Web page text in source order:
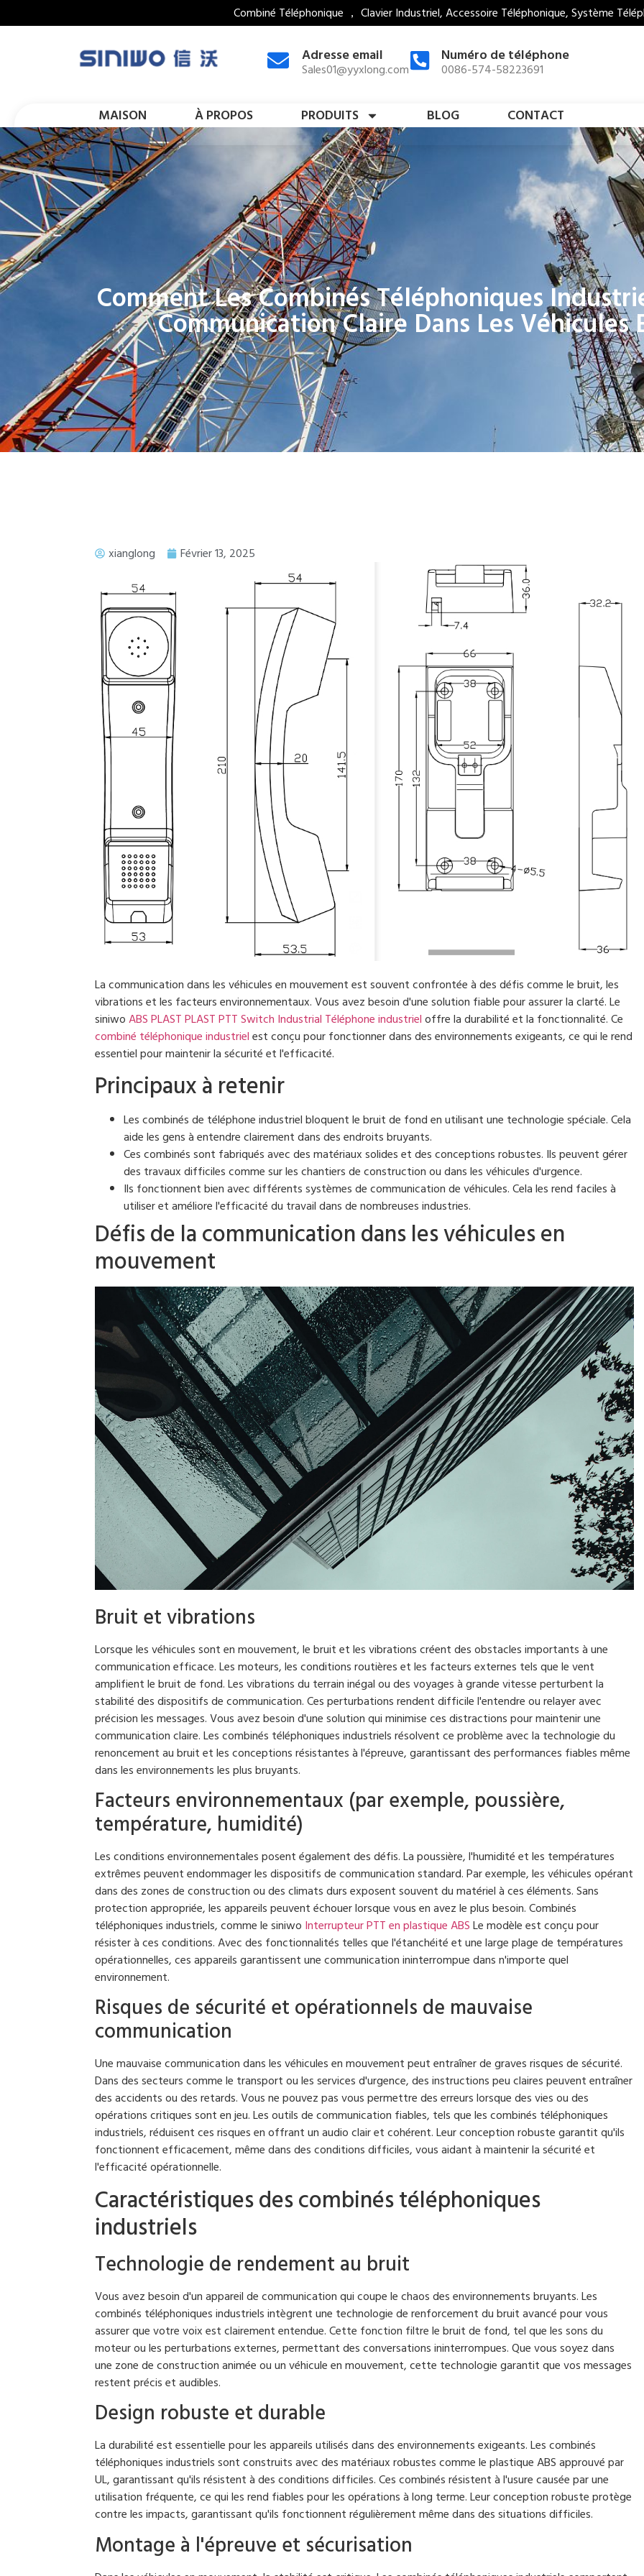
Combiné Téléphonique ， Clavier Industriel, Accessoire Téléphonique, Système
Adresse email
Sales01@yyxlong.com
Numéro de téléphone
0086-574-58223691
MAISON À PROPOS PRODUITS BLOG CONTACT
Comment Les Combinés Téléphoniques
Communication Claire Dans Les
xianglong Février 13, 2025
La communication dans les véhicules en mouvement est souvent confrontée à des défis comme le bruit, les
vibrations et les facteurs environnementaux. Vous avez besoin d'une solution fiable pour assurer la clarté. Le
siniwoABS PLAST PLAST PTT Switch Industrial Téléphone industrieloffre la durabilité et la fonctionnalité. Ce
combiné téléphonique industrielest conçu pour fonctionner dans des environnements exigeants, ce qui le rend
essentiel pour maintenir la sécurité et l'efficacité.
Principaux à retenir
Les combinés de téléphone industriel bloquent le bruit de fond en utilisant une technologie spéciale. Cela
aide les gens à entendre clairement dans des endroits bruyants.
Ces combinés sont fabriqués avec des matériaux solides et des conceptions robustes. Ils peuvent gérer
des travaux difficiles comme sur les chantiers de construction ou dans les véhicules d'urgence.
Ils fonctionnent bien avec différents systèmes de communication de véhicules. Cela les rend faciles à
utiliser et améliore l'efficacité du travail dans de nombreuses industries.
Défis de la communication dans les véhicules en
mouvement
Bruit et vibrations
Lorsque les véhicules sont en mouvement, le bruit et les vibrations créent des obstacles importants à une
communication efficace. Les moteurs, les conditions routières et les facteurs externes tels que le vent
amplifient le bruit de fond. Les vibrations du terrain inégal ou des voyages à grande vitesse perturbent la
stabilité des dispositifs de communication. Ces perturbations rendent difficile l'entendre ou relayer avec
précision les messages. Vous avez besoin d'une solution qui minimise ces distractions pour maintenir une
communication claire. Les combinés téléphoniques industriels résolvent ce problème avec la technologie du
renoncement au bruit et les conceptions résistantes à l'épreuve, garantissant des performances fiables même
dans les environnements les plus bruyants.
Facteurs environnementaux (par exemple, poussière,
température, humidité)
Les conditions environnementales posent également des défis. La poussière, l'humidité et les températures
extrêmes peuvent endommager les dispositifs de communication standard. Par exemple, les véhicules opérant
dans des zones de construction ou des climats durs exposent souvent du matériel à ces éléments. Sans
protection appropriée, les appareils peuvent échouer lorsque vous en avez le plus besoin. Combinés
téléphoniques industriels, comme le siniwo Interrupteur PTT en plastique ABSLe modèle est conçu pour
résister à ces conditions. Avec des fonctionnalités telles que l'étanchéité et une large plage de températures
opérationnelles, ces appareils garantissent une communication ininterrompue dans n'importe quel
environnement.
Risques de sécurité et opérationnels de mauvaise
communication
Une mauvaise communication dans les véhicules en mouvement peut entraîner de graves risques de sécurité.
Dans des secteurs comme le transport ou les services d'urgence, des instructions peu claires peuvent entraîner
des accidents ou des retards. Vous ne pouvez pas vous permettre des erreurs lorsque des vies ou des
opérations critiques sont en jeu. Les outils de communication fiables, tels que les combinés téléphoniques
industriels, réduisent ces risques en offrant un audio clair et cohérent. Leur conception robuste garantit qu'ils
fonctionnent efficacement, même dans des conditions difficiles, vous aidant à maintenir la sécurité et
l'efficacité opérationnelle.
Caractéristiques des combinés téléphoniques
industriels
Technologie de rendement au bruit
Vous avez besoin d'un appareil de communication qui coupe le chaos des environnements bruyants. Les
combinés téléphoniques industriels intègrent une technologie de renforcement du bruit avancé pour vous
assurer que votre voix est clairement entendue. Cette fonction filtre le bruit de fond, tel que les sons du
moteur ou les perturbations externes, permettant des conversations ininterrompues. Que vous soyez dans
une zone de construction animée ou un véhicule en mouvement, cette technologie garantit que vos messages
restent précis et audibles.
Design robuste et durable
La durabilité est essentielle pour les appareils utilisés dans des environnements exigeants. Les combinés
téléphoniques industriels sont construits avec des matériaux robustes comme le plastique ABS approuvé par
UL, garantissant qu'ils résistent à des conditions difficiles. Ces combinés résistent à l'usure causée par une
utilisation fréquente, ce qui les rend fiables pour les opérations à long terme. Leur conception robuste protège
contre les impacts, garantissant qu'ils fonctionnent régulièrement même dans des situations difficiles.
Montage à l'épreuve et sécurisation